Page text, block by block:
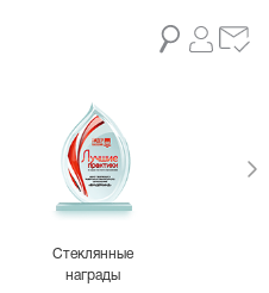
Стеклянные
награды